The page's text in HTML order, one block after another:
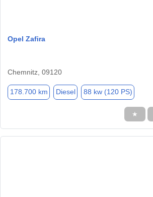
Opel Zafira
Chemnitz, 09120
178.700 km Diesel 88 kw (120 PS)
★